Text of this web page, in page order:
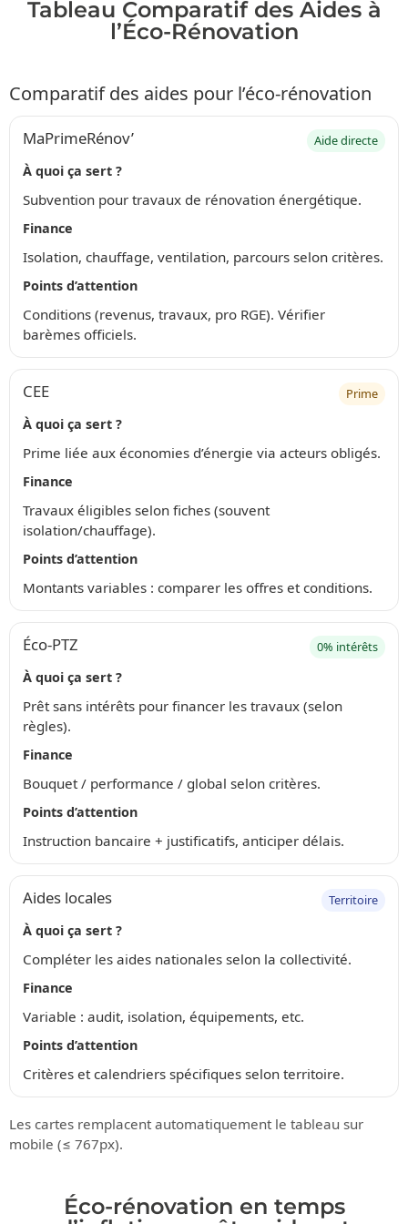
Tableau Comparatif des Aides à
l’Éco-Rénovation
Comparatif des aides pour l’éco-rénovation
MaPrimeRénov’ Aide directe
À quoi ça sert ?
Subvention pour travaux de rénovation énergétique.
Finance
Isolation, chauffage, ventilation, parcours selon critères.
Points d’attention
Conditions (revenus, travaux, pro RGE). Vérifier
barèmes officiels.
CEE Prime
À quoi ça sert ?
Prime liée aux économies d’énergie via acteurs obligés.
Finance
Travaux éligibles selon fiches (souvent
isolation/chauffage).
Points d’attention
Montants variables : comparer les offres et conditions.
Éco-PTZ 0% intérêts
À quoi ça sert ?
Prêt sans intérêts pour financer les travaux (selon
règles).
Finance
Bouquet / performance / global selon critères.
Points d’attention
Instruction bancaire + justificatifs, anticiper délais.
Aides locales Territoire
À quoi ça sert ?
Compléter les aides nationales selon la collectivité.
Finance
Variable : audit, isolation, équipements, etc.
Points d’attention
Critères et calendriers spécifiques selon territoire.
Les cartes remplacent automatiquement le tableau sur
mobile (≤ 767px).
Éco-rénovation en temps